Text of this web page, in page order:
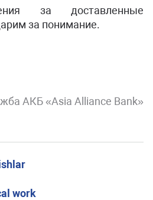
за доставленные
за понимание.
АКБ «Asia Alliance Bank»
work